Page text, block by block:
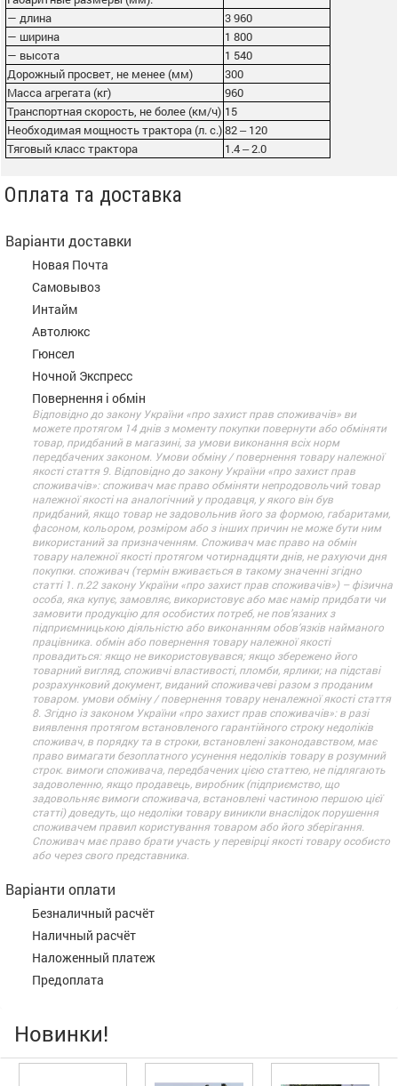
— длина
3 960
— ширина
1 800
— высота
1 540
Дорожный просвет, не менее (мм)
300
Масса агрегата (кг)
960
Транспортная скорость, не более (км/ч) 15
Необходимая мощность трактора (л. с.)82 ‒ 120
Тяговый класс трактора
1.4 ‒ 2.0
Оплата та доставка
Варіанти доставки
Новая Почта
Самовывоз
Интайм
Автолюкс
Гюнсел
Ночной Экспресс
Повернення і обмін
Відповідно до закону України «про захист прав споживачів» ви
можете протягом 14 днів з моменту покупки повернути або обміняти
товар, придбаний в магазині, за умови виконання всіх норм
передбачених законом. Умови обміну / повернення товару належної
якості стаття 9. Відповідно до закону України «про захист прав
споживачів»: споживач має право обміняти непродовольчий товар
належної якості на аналогічний у продавця, у якого він був
придбаний, якщо товар не задовольнив його за формою, габаритами,
фасоном, кольором, розміром або з інших причин не може бути ним
використаний за призначенням. Споживач має право на обмін
товару належної якості протягом чотирнадцяти днів, не рахуючи дня
покупки. споживач (термін вживається в такому значенні згідно
статті 1. п.22 закону України «про захист прав споживачів») – фізична
особа, яка купує, замовляє, використовує або має намір придбати чи
замовити продукцію для особистих потреб, не пов’язаних з
підприємницькою діяльністю або виконанням обов’язків найманого
працівника. обмін або повернення товару належної якості
провадиться: якщо не використовувався; якщо збережено його
товарний вигляд, споживчі властивості, пломби, ярлики; на підставі
розрахунковий документ, виданий споживачеві разом з проданим
товаром. умови обміну / повернення товару неналежної якості стаття
8. Згідно із законом України «про захист прав споживачів»: в разі
виявлення протягом встановленого гарантійного строку недоліків
споживач, в порядку та в строки, встановлені законодавством, має
право вимагати безоплатного усунення недоліків товару в розумний
строк. вимоги споживача, передбачених цією статтею, не підлягають
задоволенню, якщо продавець, виробник (підприємство, що
задовольняє вимоги споживача, встановлені частиною першою цієї
статті) доведуть, що недоліки товару виникли внаслідок порушення
споживачем правил користування товаром або його зберігання.
Споживач має право брати участь у перевірці якості товару особисто
або через свого представника.
Варіанти оплати
Безналичный расчёт
Наличный расчёт
Наложенный платеж
Предоплата
Новинки!